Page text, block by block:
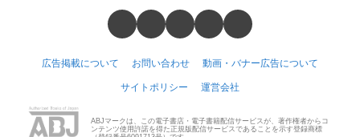
広告掲載について お問い合わせ 動画・バナー広告について
サイトポリシー 運営会社
ABJマークは、この電子書店・電子書籍配信サービスが、著作権者からコ
ンテンツ使用許諾を得た正規版配信サービスであることを示す登録商標